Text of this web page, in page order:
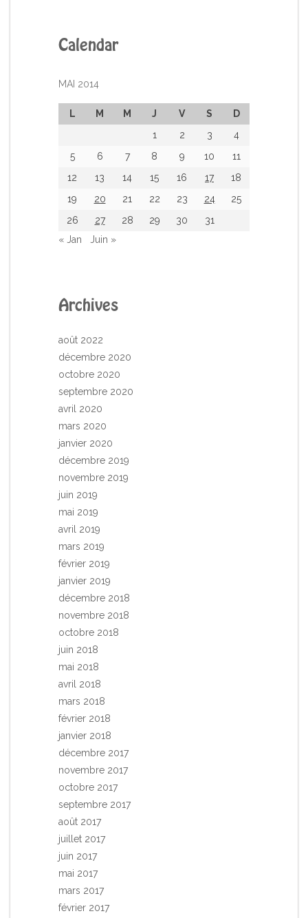
Calendar
MAI 2014
L M M J V S
D
1
2 3
4
5
6 7 8 9 10
11
12
13 14 15 16 17
18
19
20 21 22 23 24
25
26
27 28 29 30
31
« Jan
Juin »
Archives
août 2022
décembre 2020
octobre 2020
septembre 2020
avril 2020
mars 2020
janvier 2020
décembre 2019
novembre 2019
juin 2019
mai 2019
avril 2019
mars 2019
février 2019
janvier 2019
décembre 2018
novembre 2018
octobre 2018
juin 2018
mai 2018
avril 2018
mars 2018
février 2018
janvier 2018
décembre 2017
novembre 2017
octobre 2017
septembre 2017
août 2017
juillet 2017
juin 2017
mai 2017
mars 2017
février 2017